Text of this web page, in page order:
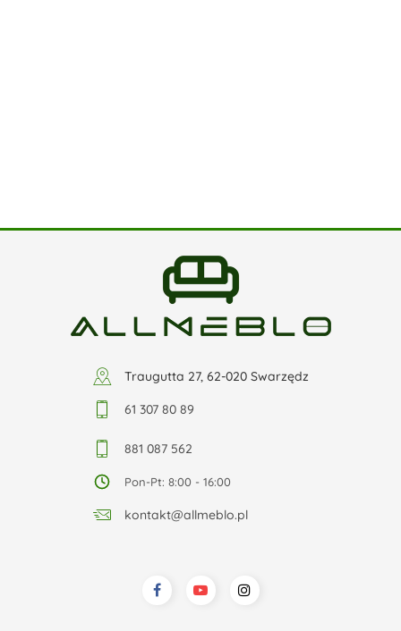
Traugutta 27, 62-020 Swarzędz
61 307 80 89
881 087 562
Pon-Pt: 8:00 - 16:00
kontakt@allmeblo.pl